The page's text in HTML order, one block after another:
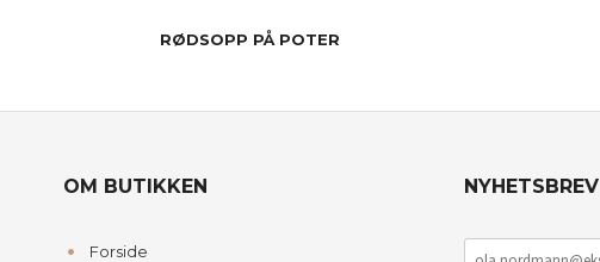
RØDSOPP PÅ POTER
OM BUTIKKEN
Forside
NYHETSBREV